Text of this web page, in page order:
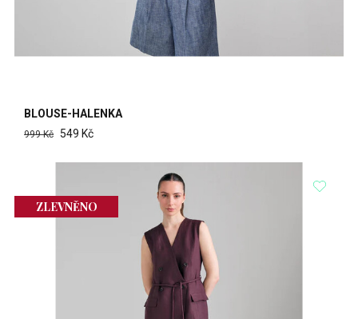
BLOUSE-HALENKA
999 Kč 549 Kč
ZLEVNĚNO